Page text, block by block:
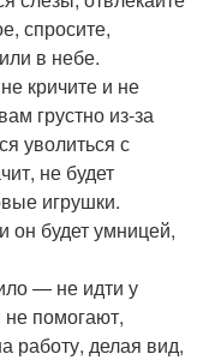
спросите,
в небе.
кричите и не
грустно из-за
уволиться с
не будет
игрушки.
он будет умницей,
— не идти у
помогают,
работу, делая вид,